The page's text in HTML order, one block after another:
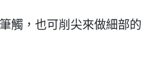
觸，也可削尖來做細部的